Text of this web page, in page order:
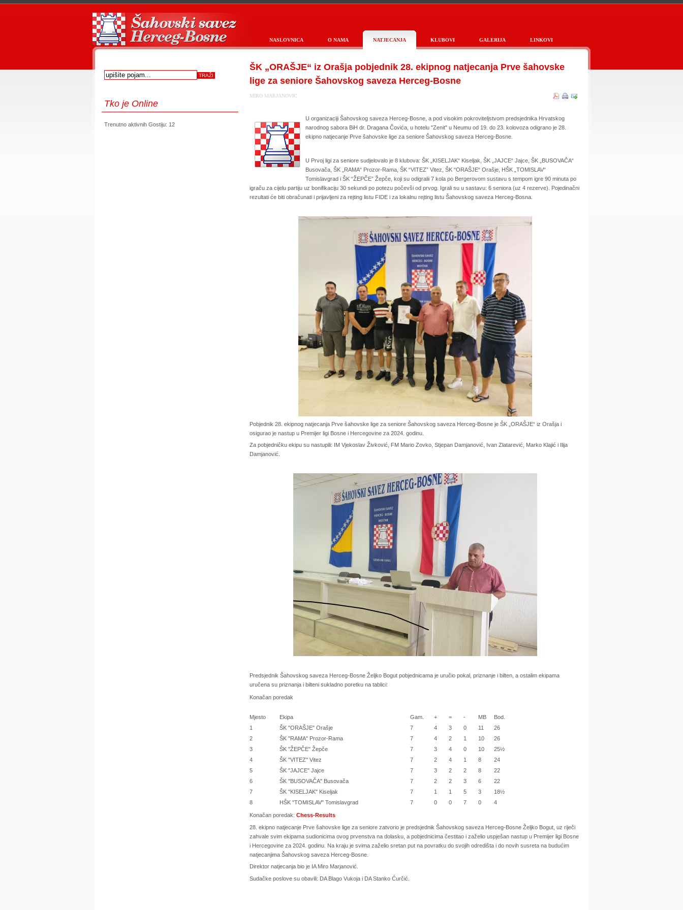
NASLOVNICA O NAMA NATJECANJA KLUBOVI GALERIJA LINKOVI
Tko je Online
Trenutno aktivnih Gostiju: 12
ŠK „ORAŠJE“ iz Orašja pobjednik 28. ekipnog natjecanja Prve šahovske
lige za seniore Šahovskog saveza Herceg-Bosne
MIRO MARJANOVIC
U organizaciji Šahovskog saveza Herceg-Bosne, a pod visokim pokroviteljstvom predsjednika Hrvatskog
narodnog sabora BiH dr. Dragana Čovića, u hotelu "Zenit" u Neumu od 19. do 23. kolovoza odigrano je 28.
ekipno natjecanje Prve šahovske lige za seniore Šahovskog saveza Herceg-Bosne.
U Prvoj ligi za seniore sudjelovalo je 8 klubova: ŠK „KISELJAK“ Kiseljak, ŠK „JAJCE“ Jajce, ŠK „BUSOVAČA“
Busovača, ŠK „RAMA“ Prozor-Rama, ŠK “VITEZ” Vitez, ŠK “ORAŠJE“ Orašje, HŠK „TOMISLAV“
Tomislavgrad i ŠK “ŽEPČE” Žepče, koji su odigralii 7 kola po Bergerovom sustavu s tempom igre 90 minuta po
igraču za cijelu partiju uz bonifikaciju 30 sekundi po potezu počevši od prvog. Igrali su u sastavu: 6 seniora (uz 4 rezerve). Pojedinačni
rezultati će biti obračunati i prijavljeni za rejting listu FIDE i za lokalnu rejting listu Šahovskog saveza Herceg-Bosna.
Pobjednik 28. ekipnog natjecanja Prve šahovske lige za seniore Šahovskog saveza Herceg-Bosne je ŠK „ORAŠJE“ iz Orašja i
osigurao je nastup u Premijer ligi Bosne i Hercegovine za 2024. godinu.
Za pobjedničku ekipu su nastupili: IM Vjekoslav Živković, FM Mario Zovko, Stjepan Damjanović, Ivan Zlatarević, Marko Klajić i Ilija
Damjanović.
Predsjednik Šahovskog saveza Herceg-Bosne Željko Bogut pobjednicama je uručio pokal, priznanje i bilten, a ostalim ekipama
uručena su priznanja i bilteni sukladno poretku na tablici:
Konačan poredak
Mjesto Ekipa Gam. + = - MB
Bod.
1
ŠK "ORAŠJE" Orašje 7 4 3 0 11
26
2
ŠK "RAMA" Prozor-Rama 7 4 2 1 10
26
3
ŠK "ŽEPČE" Žepče 7 3 4 0 10
25½
4
ŠK "VITEZ" Vitez 7 2 4 1 8
24
5
ŠK "JAJCE" Jajce 7 3 2 2 8
22
6
ŠK "BUSOVAČA" Busovača 7 2 2 3 6
22
7
ŠK "KISELJAK" Kiseljak 7 1 1 5 3
18½
8
HŠK "TOMISLAV" Tomislavgrad 7 0 0 7 0 4
Konačan poredak:Chess-Results
28. ekipno natjecanje Prve šahovske lige za seniore zatvorio je predsjednik Šahovskog saveza Herceg-Bosne Željko Bogut, uz riječi
zahvale svim ekipama sudionicima ovog prvenstva na dolasku, a pobjednicima čestitao i zaželio uspješan nastup u Premijer ligi Bosne
i Hercegovine za 2024. godinu. Na kraju je svima zaželio sretan put na povratku do svojih odredišta i do novih susreta na budućim
natjecanjima Šahovskog saveza Herceg-Bosne.
Direktor natjecanja bio je IA Miro Marjanović.
Sudačke poslove su obavili: DA Blago Vukoja i DA Stanko Ćurčić.